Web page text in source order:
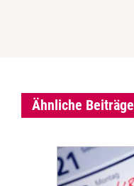
Ähnliche Beiträge